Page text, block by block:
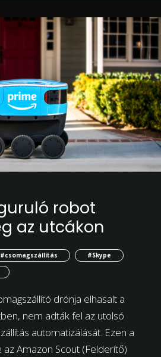
robot
az utcákon
#csomagszállítás
#Skype
drónja elhasalt a
nem adták fel az utolsó
automatizálását. Ezen a
Amazon Scout (Felderítő)